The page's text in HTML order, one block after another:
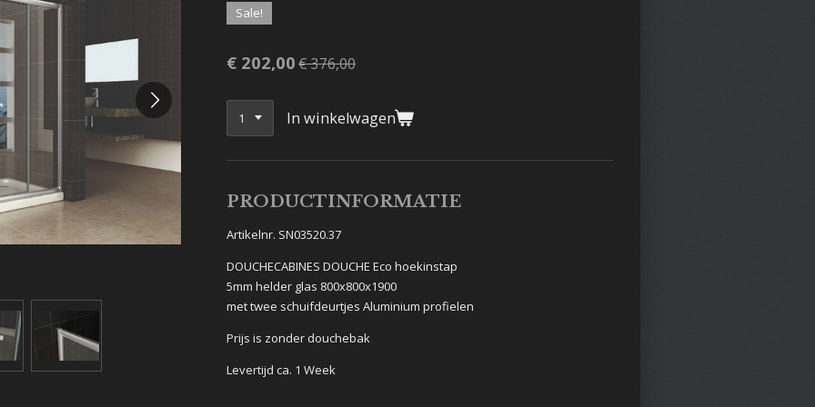
Sale!
€ 202,00€ 376,00
In winkelwagen
PRODUCTINFORMATIE
Artikelnr. SN03520.37
DOUCHECABINES DOUCHE Eco hoekinstap
5mm helder glas 800x800x1900
met twee schuifdeurtjes Aluminium profielen
Prijs is zonder douchebak
Levertijd ca. 1 Week